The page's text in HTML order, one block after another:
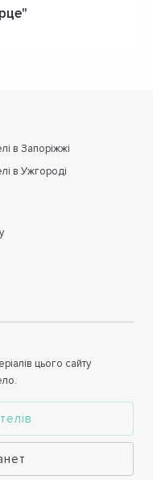
в Запоріжжі
в Ужгороді
цього сайту